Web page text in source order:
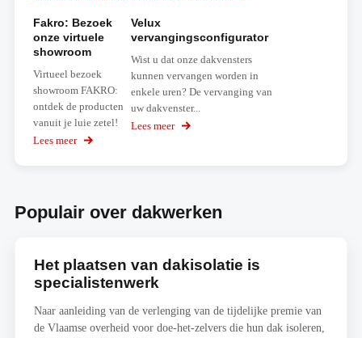
Fakro: Bezoek
onze virtuele
showroom
Virtueel bezoek
showroom FAKRO:
ontdek de producten
vanuit je luie zetel!
Lees meer over
Velux
vervangingsconfigurator
Wist u dat onze dakvensters
kunnen vervangen worden in
enkele uren? De vervanging van
uw dakvenster...
Lees meer over
Populair over dakwerken
Het plaatsen van dakisolatie is
specialistenwerk
Naar aanleiding van de verlenging van de tijdelijke premie van
de Vlaamse overheid voor doe-het-zelvers die hun dak isoleren,